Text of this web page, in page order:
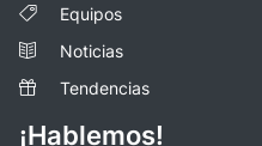
Equipos
Noticias
Tendencias
¡Hablemos!